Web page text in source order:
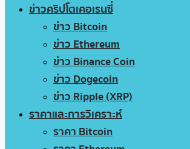
ข่าวคริปโตเคอเรนซี่
ข่าว Bitcoin
ข่าว Ethereum
ข่าว Binance Coin
ข่าว Dogecoin
ข่าว Ripple (XRP)
ราคาและการวิเคราะห์
ราคา Bitcoin